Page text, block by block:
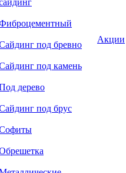
под бревно
под камень
дерево
под брус
Акции